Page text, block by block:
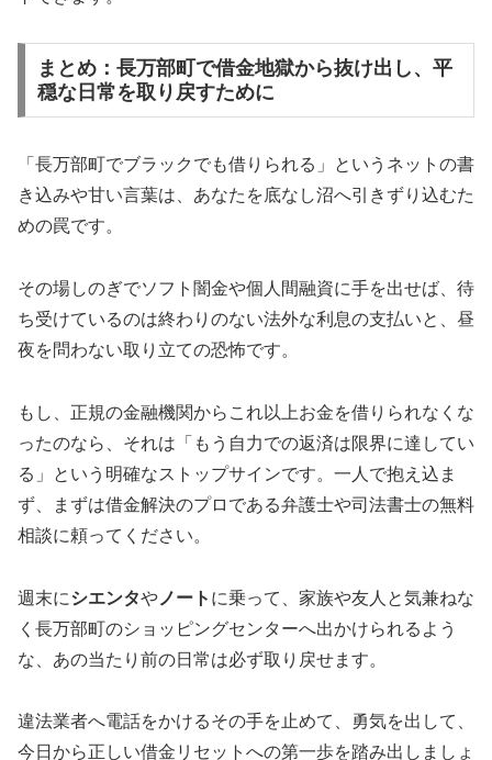
まとめ：長万部町で借金地獄から抜け出し、平
穏な日常を取り戻すために
「長万部町でブラックでも借りられる」というネットの書
き込みや甘い言葉は、あなたを底なし沼へ引きずり込むた
めの罠です。
その場しのぎでソフト闇金や個人間融資に手を出せば、待
ち受けているのは終わりのない法外な利息の支払いと、昼
夜を問わない取り立ての恐怖です。
もし、正規の金融機関からこれ以上お金を借りられなくな
ったのなら、それは「もう自力での返済は限界に達してい
る」という明確なストップサインです。一人で抱え込ま
ず、まずは借金解決のプロである弁護士や司法書士の無料
相談に頼ってください。
週末にシエンタや ノート に乗って、家族や友人と気兼ねな
く長万部町のショッピングセンターへ出かけられるよう
な、あの当たり前の日常は必ず取り戻せます。
違法業者へ電話をかけるその手を止めて、勇気を出して、
今日から正しい借金リセットへの第一歩を踏み出しましょ